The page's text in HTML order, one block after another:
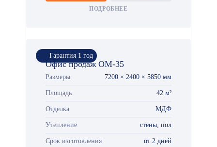
ПОДРОБНЕЕ
Гарантия 1 год
Офис продаж ОМ-35
Размеры 7200 × 2400 × 5850 мм
Площадь 42 м²
Отделка МДФ
Утепление стены, пол
Срок изготовления от 2 дней